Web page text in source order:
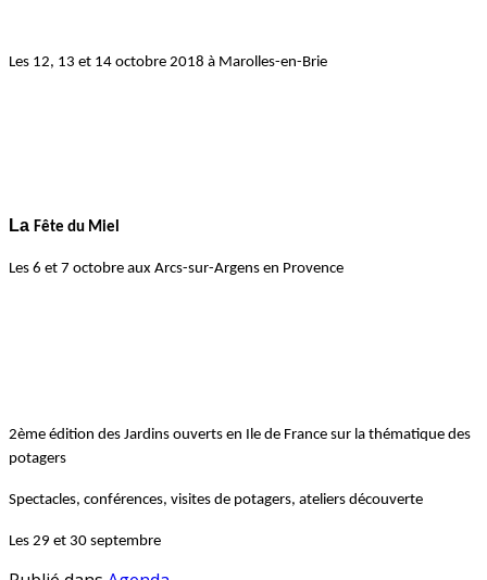
Les 12, 13 et 14 octobre 2018 à Marolles-en-Brie
La Fête du Miel
Les 6 et 7 octobre aux Arcs-sur-Argens en Provence
2ème édition des Jardins ouverts en Ile de France sur la thématique des
potagers
Spectacles, conférences, visites de potagers, ateliers découverte
Les 29 et 30 septembre